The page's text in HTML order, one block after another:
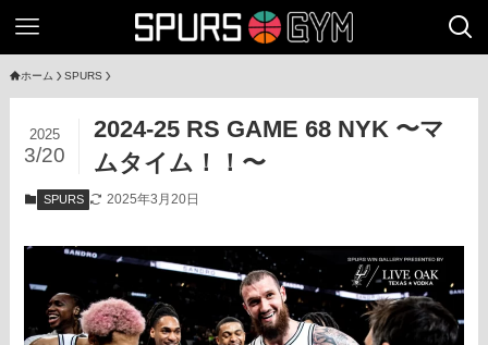
ホーム SPURS
2024-25 RS GAME 68 NYK 〜マ
ムタイム！！〜
2025
3/20
SPURS 2025年3月20日